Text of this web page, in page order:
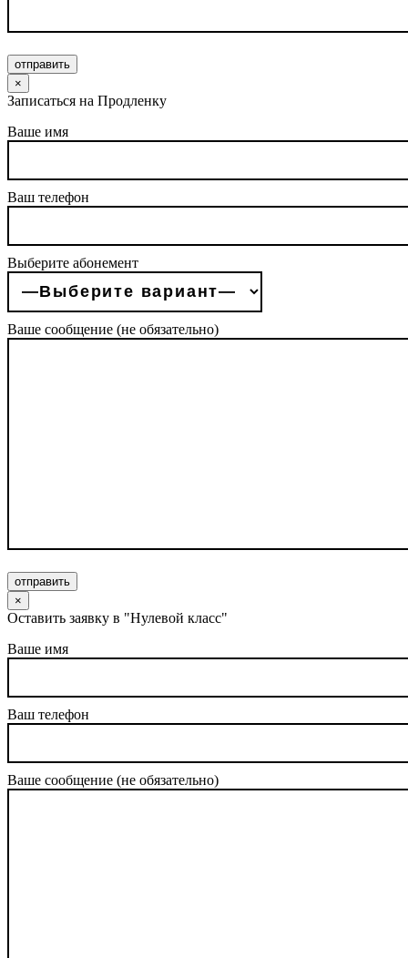
отправить
×
Записаться на Продленку
Ваше имя
Ваш телефон
Выберите абонемент
Ваше сообщение (не обязательно)
отправить
×
Оставить заявку в "Нулевой класс"
Ваше имя
Ваш телефон
Ваше сообщение (не обязательно)